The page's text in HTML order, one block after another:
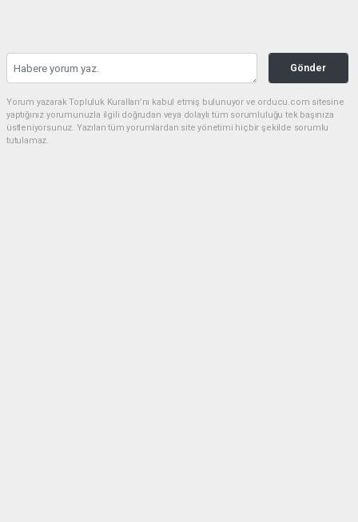
Gönder
Yorum yazarak Topluluk Kuralları’nı kabul etmiş bulunuyor ve orducu.com sitesine
yaptığınız yorumunuzla ilgili doğrudan veya dolaylı tüm sorumluluğu tek başınıza
üstleniyorsunuz. Yazılan tüm yorumlardan site yönetimi hiçbir şekilde sorumlu
tutulamaz.